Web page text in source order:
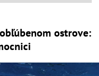
ostrove: